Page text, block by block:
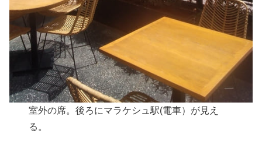
室外の席。後ろにマラケシュ駅(電車）が見え
る。